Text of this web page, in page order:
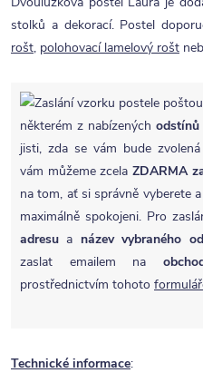
stolků a dekorací. Postel
rošt, polohovací lamelový rošt
některém z nabízených odstínů
jisti, zda se vám bude
vám můžeme zcela ZDARMA
na tom, ať si správně vyberete
maximálně spokojeni. Pro
adresu a název vybraného
zaslat emailem na
prostřednictvím tohoto
Technické informace: